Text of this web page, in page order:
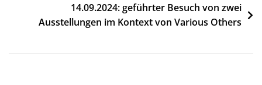
14.09.2024: geführter Besuch von zwei
Ausstellungen im Kontext von Various Others